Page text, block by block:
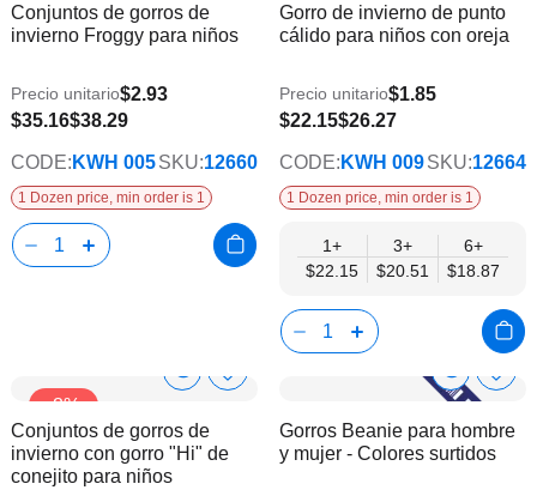
Info
lista
deseos
Conjuntos de gorros de
invierno Froggy para niños
$35.16$38.29
Precio unitario$2.93
CODE: KWH 005SKU:12660
1 Dozen price, min order is 1
Info la
lista
Gorro de invierno de punto
cálido para niños con oreja
$22.15$26.27
$18.87
Precio unitario$1.85
CODE: KWH 009SKU:12664
1 Dozen price, min order is 1
1+
$22.15
3+
$20.51
6+
$18.87
-8%
Show
Info
Añadir
lista
Conjuntos de gorros de
invierno con gorro "Hi" de
conejito para niños
Show
Info la
lista
Gorros Beanie para hombre
y mujer - Colores surtidos